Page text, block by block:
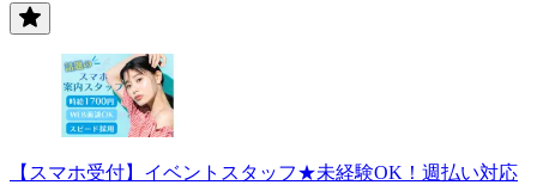
【スマホ受付】イベントスタッフ★未経験OK！週払い対応